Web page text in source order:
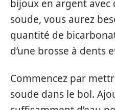
bijoux en argent
soude, vous aurez
quantité de
d’une brosse à dents
Commencez par
soude dans le bol.